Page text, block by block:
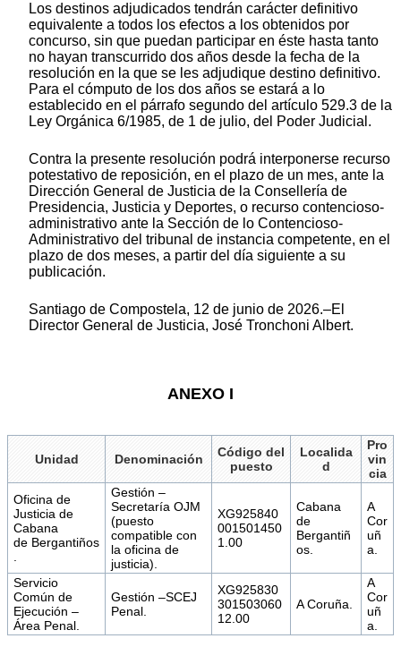
Los destinos adjudicados tendrán carácter definitivo
equivalente a todos los efectos a los obtenidos por
concurso, sin que puedan participar en éste hasta tanto
no hayan transcurrido dos años desde la fecha de la
resolución en la que se les adjudique destino definitivo.
Para el cómputo de los dos años se estará a lo
establecido en el párrafo segundo del artículo 529.3 de la
Ley Orgánica 6/1985, de 1 de julio, del Poder Judicial.
Contra la presente resolución podrá interponerse recurso
potestativo de reposición, en el plazo de un mes, ante la
Dirección General de Justicia de la Consellería de
Presidencia, Justicia y Deportes, o recurso contencioso-
administrativo ante la Sección de lo Contencioso-
Administrativo del tribunal de instancia competente, en el
plazo de dos meses, a partir del día siguiente a su
publicación.
Santiago de Compostela, 12 de junio de 2026.–El
Director General de Justicia, José Tronchoni Albert.
ANEXO I
Unidad Denominación
Código del
puesto
Localida
d
Pro
vin
cia
Oficina de
Justicia de
Cabana
de Bergantiños
Gestión –
Secretaría OJM
(puesto
compatible con
la oficina de
justicia).
XG925840
001501450
1.00
Cabana
de
Bergantiñ
os.
A
Cor
uñ
a.
Servicio
Común de
Ejecución –
Área Penal.
Gestión –SCEJ
Penal.
XG925830
301503060
12.00
A Coruña.
A
Cor
uñ
a.